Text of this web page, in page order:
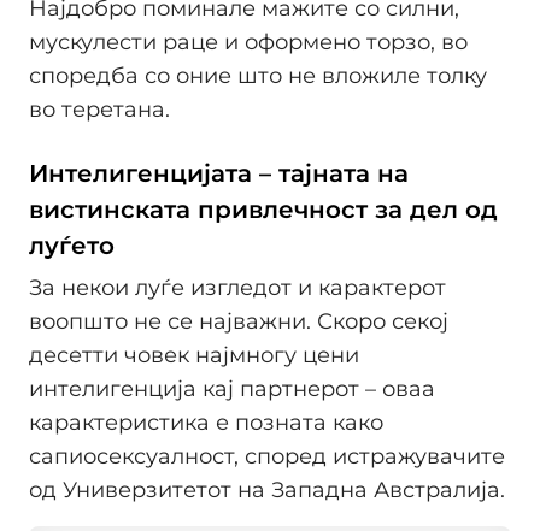
Најдобро поминале мажите со силни,
мускулести раце и оформено торзо, во
споредба со оние што не вложиле толку
во теретана.
Интелигенцијата – тајната на
вистинската привлечност за дел од
луѓето
За некои луѓе изгледот и карактерот
воопшто не се најважни. Скоро секој
десетти човек најмногу цени
интелигенција кај партнерот – оваа
карактеристика е позната како
сапиосексуалност, според истражувачите
од Универзитетот на Западна Австралија.